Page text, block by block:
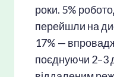
роки. 5%
перейшли на
17% —
поєднуючи 2–3